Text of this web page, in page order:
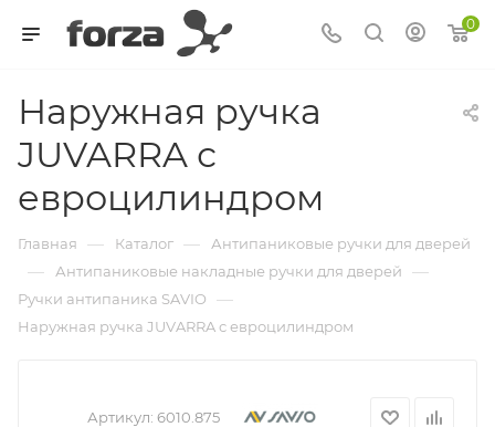
0
Наружная ручка
JUVARRA с
евроцилиндром
Главная — Каталог — Антипаниковые ручки для дверей
— Антипаниковые накладные ручки для дверей —
Ручки антипаника SAVIO —
Наружная ручка JUVARRA с евроцилиндром
Артикул: 6010.875